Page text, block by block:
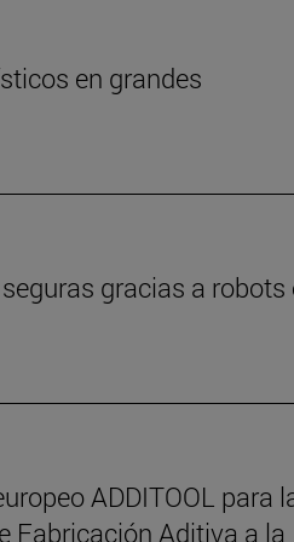
en grandes
gracias a robots
ADDITOOL para
Fabricación Aditiva a la